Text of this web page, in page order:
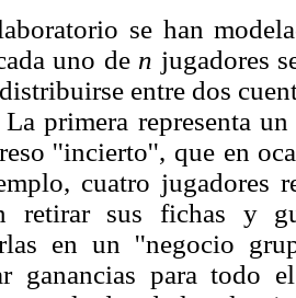
se han
uno de n jugadores
entre dos
primera representa
''incierto'', que en
cuatro jugadores
retirar sus fichas y
en un ''negocio
ganancias para todo